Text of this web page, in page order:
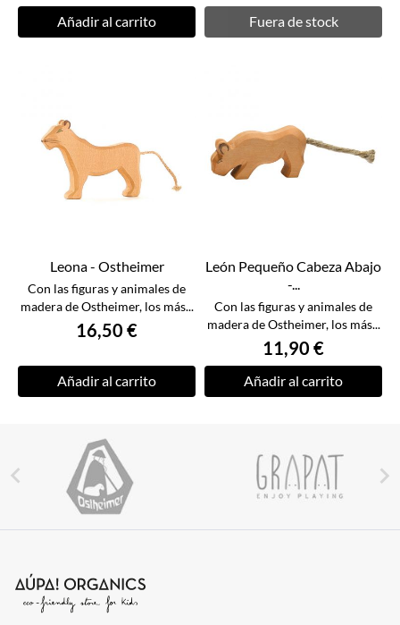
Añadir al carrito Fuera de stock
Leona - Ostheimer
Con las figuras y animales de
madera de Ostheimer, los más...
16,50 €
Añadir al carrito
León Pequeño Cabeza Abajo
-...
Con las figuras y animales de
madera de Ostheimer, los más...
11,90 €
Añadir al carrito
 